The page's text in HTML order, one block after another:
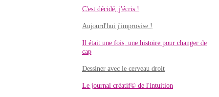
C'est décidé, j'écris !
Aujourd'hui j'improvise !
Il était une fois, une histoire pour changer de
cap
Dessiner avec le cerveau droit
Le journal créatif© de l'intuition